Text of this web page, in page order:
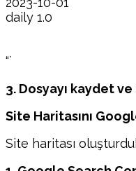
daily 1.0
“`
3. Dosyayı kaydet
Site Haritasını
Site haritası